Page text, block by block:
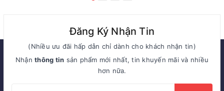
Đăng Ký Nhận Tin
(Nhiều ưu đãi hấp dẫn chỉ dành cho khách nhận tin)
Nhậnthông tin sản phẩm mới nhất, tin khuyến mãi và nhiều
hơn nữa.